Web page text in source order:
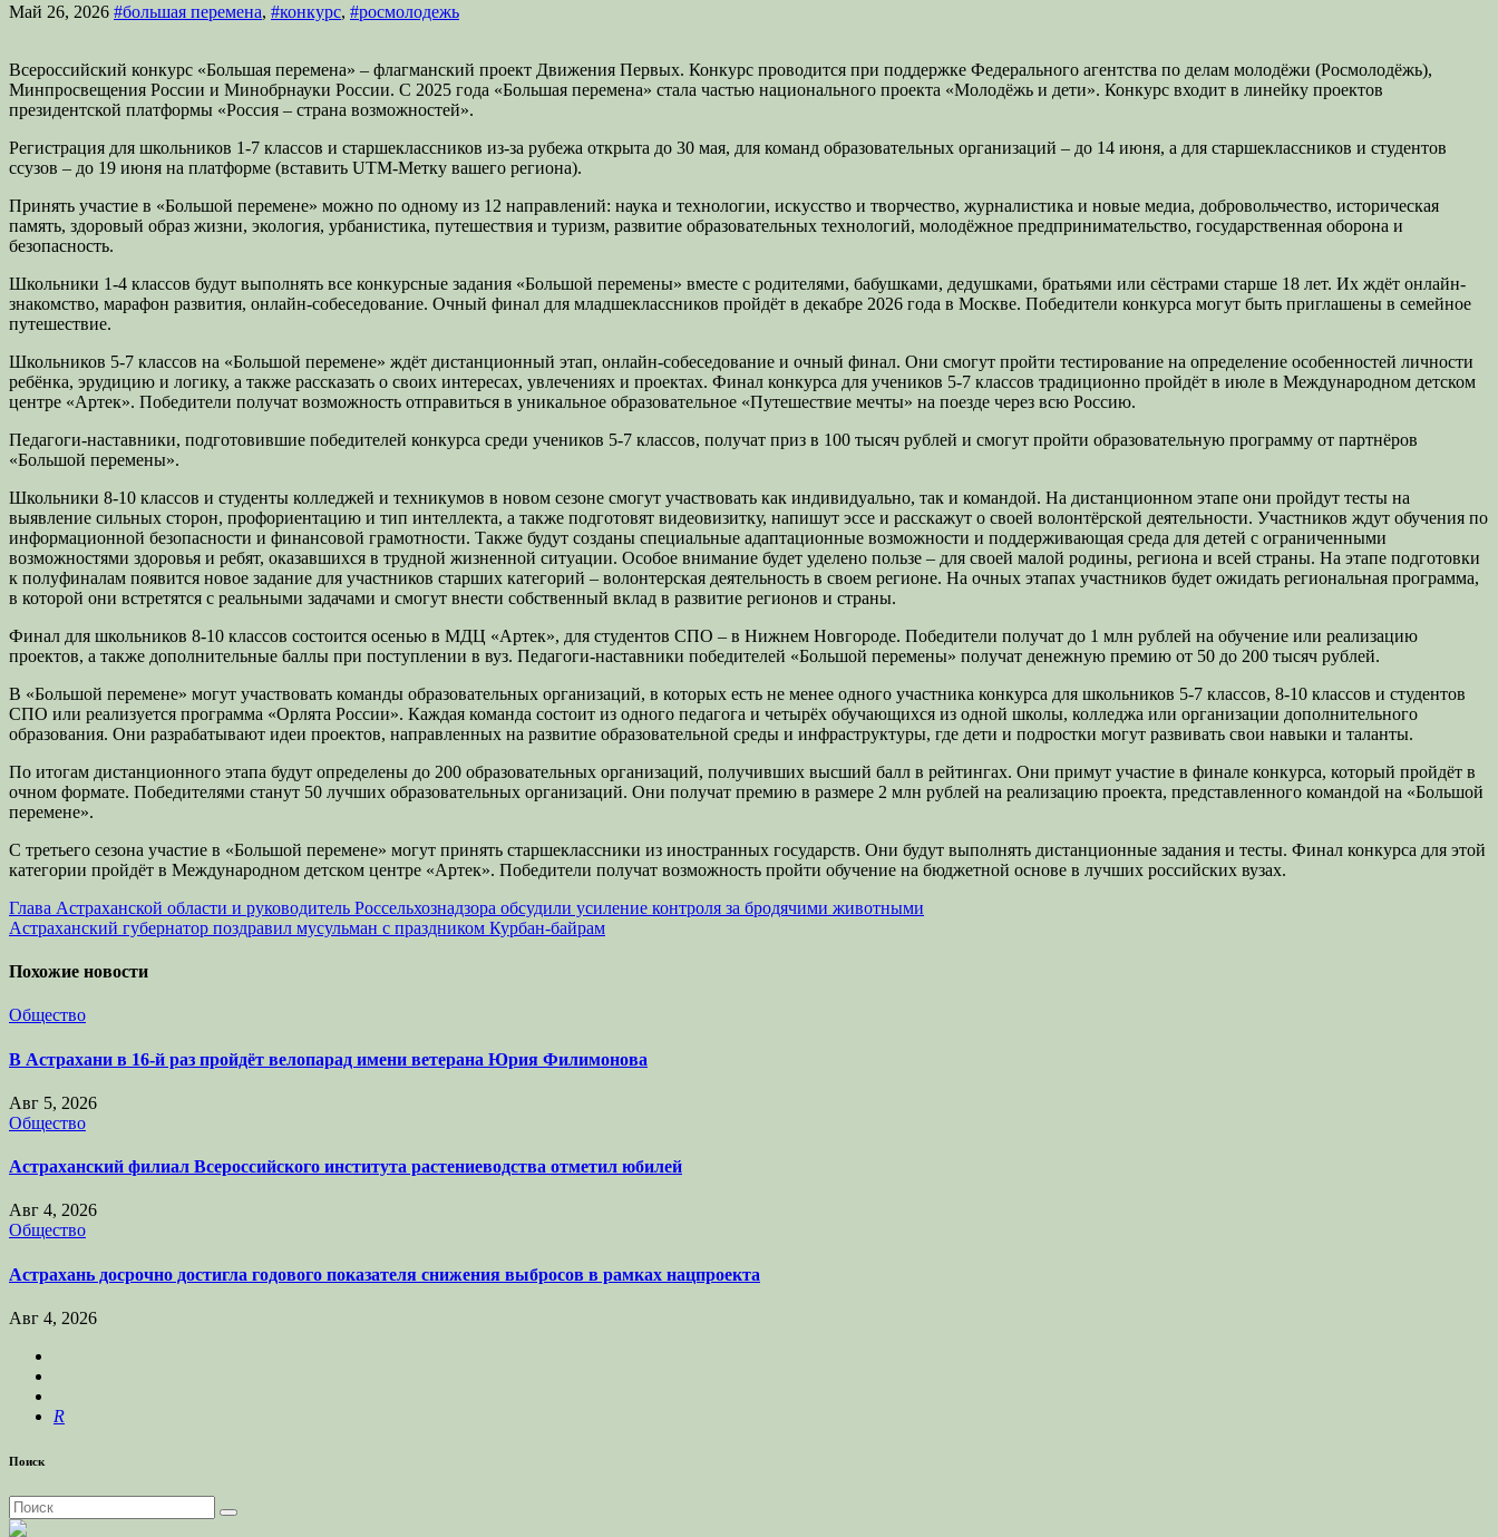
Май 26, 2026 #большая перемена, #конкурс, #росмолодежь
Всероссийский конкурс «Большая перемена» – флагманский проект Движения Первых. Конкурс проводится при поддержке Федерального агентства по делам молодёжи (Росмолодёжь),
Минпросвещения России и Минобрнауки России. С 2025 года «Большая перемена» стала частью национального проекта «Молодёжь и дети». Конкурс входит в линейку проектов
президентской платформы «Россия – страна возможностей».
Регистрация для школьников 1-7 классов и старшеклассников из-за рубежа открыта до 30 мая, для команд образовательных организаций – до 14 июня, а для старшеклассников и студентов
ссузов – до 19 июня на платформе (вставить UTM-Метку вашего региона).
Принять участие в «Большой перемене» можно по одному из 12 направлений: наука и технологии, искусство и творчество, журналистика и новые медиа, добровольчество, историческая
память, здоровый образ жизни, экология, урбанистика, путешествия и туризм, развитие образовательных технологий, молодёжное предпринимательство, государственная оборона и
безопасность.
Школьники 1-4 классов будут выполнять все конкурсные задания «Большой перемены» вместе с родителями, бабушками, дедушками, братьями или сёстрами старше 18 лет. Их ждёт онлайн-
знакомство, марафон развития, онлайн-собеседование. Очный финал для младшеклассников пройдёт в декабре 2026 года в Москве. Победители конкурса могут быть приглашены в семейное
путешествие.
Школьников 5-7 классов на «Большой перемене» ждёт дистанционный этап, онлайн-собеседование и очный финал. Они смогут пройти тестирование на определение особенностей личности
ребёнка, эрудицию и логику, а также рассказать о своих интересах, увлечениях и проектах. Финал конкурса для учеников 5-7 классов традиционно пройдёт в июле в Международном детском
центре «Артек». Победители получат возможность отправиться в уникальное образовательное «Путешествие мечты» на поезде через всю Россию.
Педагоги-наставники, подготовившие победителей конкурса среди учеников 5-7 классов, получат приз в 100 тысяч рублей и смогут пройти образовательную программу от партнёров
«Большой перемены».
Школьники 8-10 классов и студенты колледжей и техникумов в новом сезоне смогут участвовать как индивидуально, так и командой. На дистанционном этапе они пройдут тесты на
выявление сильных сторон, профориентацию и тип интеллекта, а также подготовят видеовизитку, напишут эссе и расскажут о своей волонтёрской деятельности. Участников ждут обучения по
информационной безопасности и финансовой грамотности. Также будут созданы специальные адаптационные возможности и поддерживающая среда для детей с ограниченными
возможностями здоровья и ребят, оказавшихся в трудной жизненной ситуации. Особое внимание будет уделено пользе – для своей малой родины, региона и всей страны. На этапе подготовки
к полуфиналам появится новое задание для участников старших категорий – волонтерская деятельность в своем регионе. На очных этапах участников будет ожидать региональная программа,
в которой они встретятся с реальными задачами и смогут внести собственный вклад в развитие регионов и страны.
Финал для школьников 8-10 классов состоится осенью в МДЦ «Артек», для студентов СПО – в Нижнем Новгороде. Победители получат до 1 млн рублей на обучение или реализацию
проектов, а также дополнительные баллы при поступлении в вуз. Педагоги-наставники победителей «Большой перемены» получат денежную премию от 50 до 200 тысяч рублей.
В «Большой перемене» могут участвовать команды образовательных организаций, в которых есть не менее одного участника конкурса для школьников 5-7 классов, 8-10 классов и студентов
СПО или реализуется программа «Орлята России». Каждая команда состоит из одного педагога и четырёх обучающихся из одной школы, колледжа или организации дополнительного
образования. Они разрабатывают идеи проектов, направленных на развитие образовательной среды и инфраструктуры, где дети и подростки могут развивать свои навыки и таланты.
По итогам дистанционного этапа будут определены до 200 образовательных организаций, получивших высший балл в рейтингах. Они примут участие в финале конкурса, который пройдёт в
очном формате. Победителями станут 50 лучших образовательных организаций. Они получат премию в размере 2 млн рублей на реализацию проекта, представленного командой на «Большой
перемене».
С третьего сезона участие в «Большой перемене» могут принять старшеклассники из иностранных государств. Они будут выполнять дистанционные задания и тесты. Финал конкурса для этой
категории пройдёт в Международном детском центре «Артек». Победители получат возможность пройти обучение на бюджетной основе в лучших российских вузах.
Навигация
по
записям
Глава Астраханской области и руководитель Россельхознадзора обсудили усиление контроля за бродячими животными
Астраханский губернатор поздравил мусульман с праздником Курбан-байрам
Похожие новости
Общество
В Астрахани в 16-й раз пройдёт велопарад имени ветерана Юрия Филимонова
Авг 5, 2026
Общество
Астраханский филиал Всероссийского института растениеводства отметил юбилей
Авг 4, 2026
Общество
Астрахань досрочно достигла годового показателя снижения выбросов в рамках нацпроекта
Авг 4, 2026
R
Поиск